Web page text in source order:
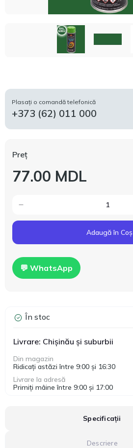
Plasați o comandă telefonică
+373 (62) 011 000
Preț
77.00 MDL
Adaugă în Coș
💬 WhatsApp
În stoc
Livrare: Chișinău și suburbii
Din magazin
Ridicați astăzi între 9:00 și 16:30
Livrare la adresă
Primiți mâine între 9:00 și 17:00
Specificații
Descriere